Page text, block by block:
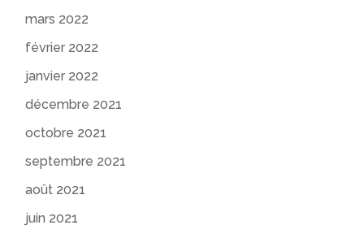
mars 2022
février 2022
janvier 2022
décembre 2021
octobre 2021
septembre 2021
août 2021
juin 2021